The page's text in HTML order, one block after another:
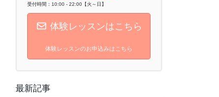
受付時間：10:00 - 22:00【火～日】
体験レッスンはこちら
体験レッスンのお申込みはこちら
最新記事